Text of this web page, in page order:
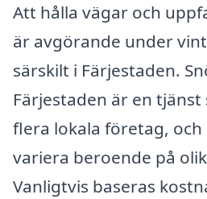
Att hålla vägar och
är avgörande under
särskilt i Färjestaden.
Färjestaden är en
flera lokala företag,
variera beroende på
Vanligtvis baseras